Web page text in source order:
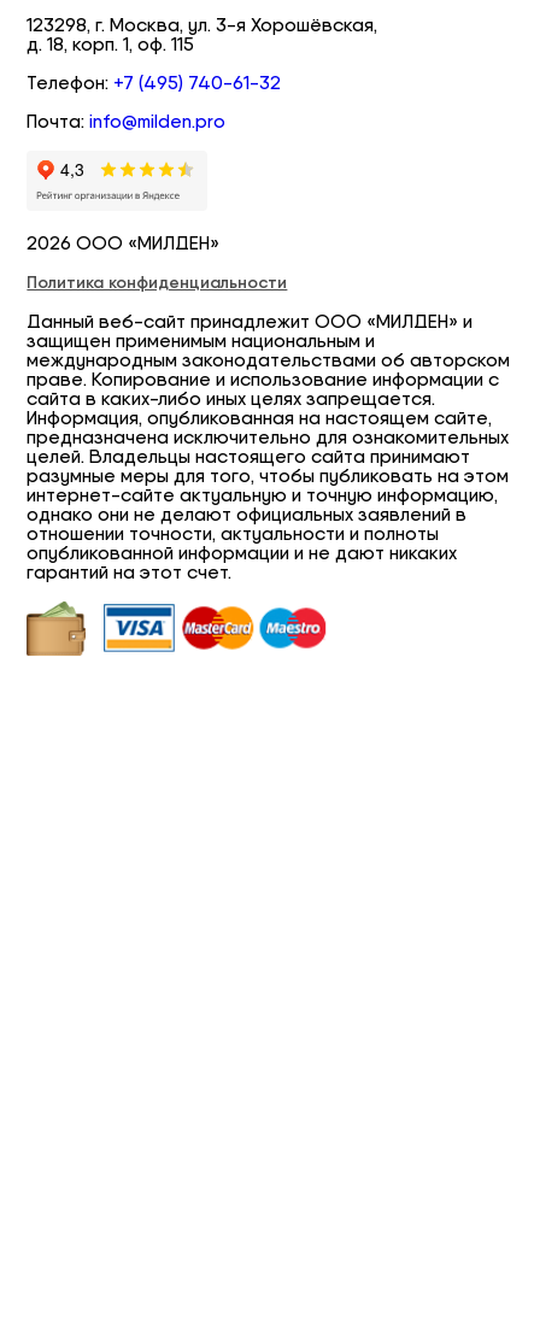
123298, г. Москва, ул. 3-я Хорошёвская,
д. 18, корп. 1, оф. 115
Телефон: +7 (495) 740-61-32
Почта:info@milden.pro
2026 ООО «МИЛДЕН»
Политика конфиденциальности
Данный веб-сайт принадлежит ООО «МИЛДЕН» и
защищен применимым национальным и
международным законодательствами об авторском
праве. Копирование и использование информации с
сайта в каких-либо иных целях запрещается.
Информация, опубликованная на настоящем сайте,
предназначена исключительно для ознакомительных
целей. Владельцы настоящего сайта принимают
разумные меры для того, чтобы публиковать на этом
интернет-сайте актуальную и точную информацию,
однако они не делают официальных заявлений в
отношении точности, актуальности и полноты
опубликованной информации и не дают никаких
гарантий на этот счет.